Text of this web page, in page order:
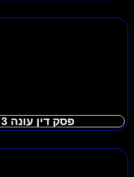
פסק דין עונה 3 סדרה טורקית